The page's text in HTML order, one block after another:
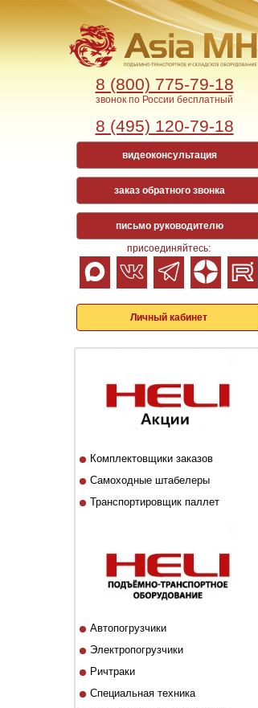
8 (800) 775-79-18
звонок по России бесплатный
8 (495) 120-79-18
видеоконсультация
заказ обратного звонка
письмо руководителю
присоединяйтесь:
Личный кабинет
Комплектовщики заказов
Самоходные штабелеры
Транспортировщик паллет
Автопогрузчики
Электропогрузчики
Ричтраки
Специальная техника